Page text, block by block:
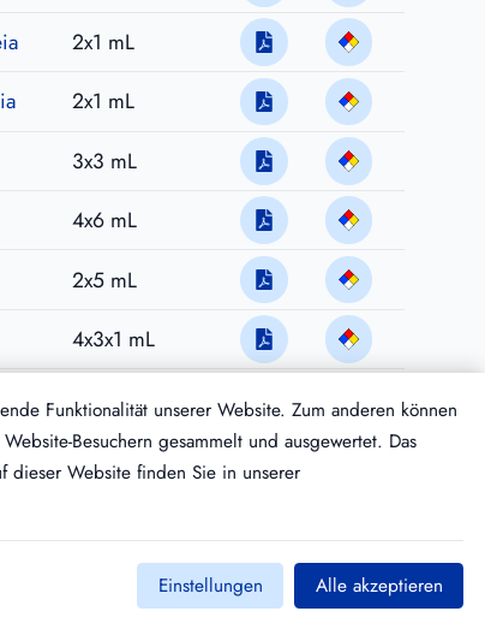
2x1 mL
2x1 mL
3x3 mL
4x6 mL
2x5 mL
4x3x1 mL
2x6x1 mL
Funktionalität unserer Website. Zum anderen können
Besuchern gesammelt und ausgewertet. Das
dieser Website finden Sie in unserer
Einstellungen Alle akzeptieren